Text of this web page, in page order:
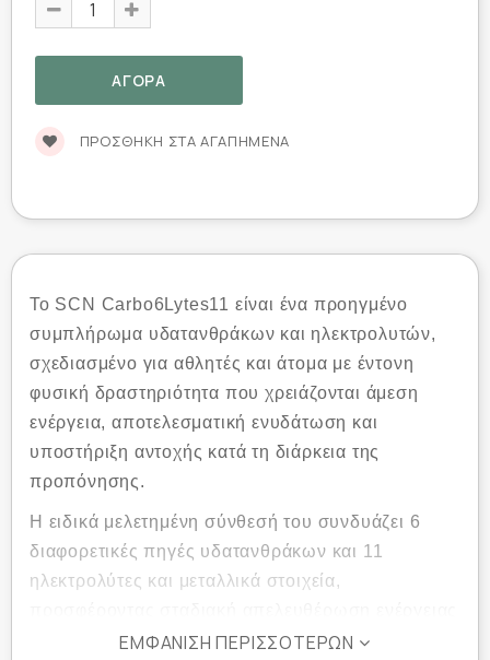
ΠΡΟΣΘΉΚΗ ΣΤΑ ΑΓΑΠΗΜΈΝΑ
Το SCN Carbo6Lytes11 είναι ένα προηγμένο
συμπλήρωμα υδατανθράκων και ηλεκτρολυτών,
σχεδιασμένο για αθλητές και άτομα με έντονη
φυσική δραστηριότητα που χρειάζονται άμεση
ενέργεια, αποτελεσματική ενυδάτωση και
υποστήριξη αντοχής κατά τη διάρκεια της
προπόνησης.
Η ειδικά μελετημένη σύνθεσή του συνδυάζει 6
διαφορετικές πηγές υδατανθράκων και 11
ηλεκτρολύτες και μεταλλικά στοιχεία,
έως και για 120 λεπτά. Συμβάλλει στη διατήρηση
ΕΜΦΆΝΙΣΗ ΠΕΡΙΣΣΌΤΕΡΩΝ